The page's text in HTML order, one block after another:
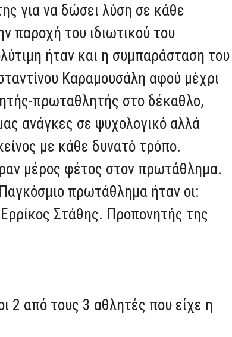
για να δώσει λύση σε κάθε
παροχή του ιδιωτικού του
ήταν και η συμπαράσταση του
Καραμουσάλη αφού μέχρι
πρωταθλητής στο δέκαθλο,
ανάγκες σε ψυχολογικό αλλά
με κάθε δυνατό τρόπο.
μέρος φέτος στον πρωτάθλημα.
πρωτάθλημα ήταν οι:
Στάθης. Προπονητής της
2 από τους 3 αθλητές που είχε η